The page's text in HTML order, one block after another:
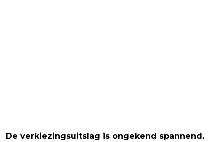
De verkiezingsuitslag is ongekend spannend.